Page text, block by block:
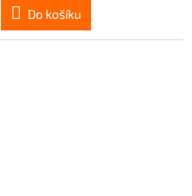
Do košíku